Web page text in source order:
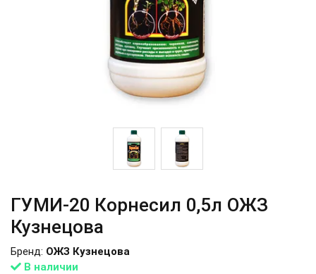
ГУМИ-20 Корнесил 0,5л ОЖЗ
Кузнецова
В наличии
Бренд: ОЖЗ Кузнецова